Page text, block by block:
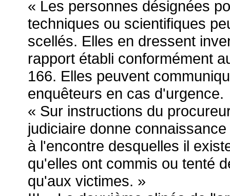
« Les personnes désignées
techniques ou scientifiques
scellés. Elles en dressent
rapport établi conformément
166. Elles peuvent
enquêteurs en cas d'urgence.
« Sur instructions du
judiciaire donne
à l'encontre desquelles il
qu'elles ont commis ou tenté
qu'aux victimes. »